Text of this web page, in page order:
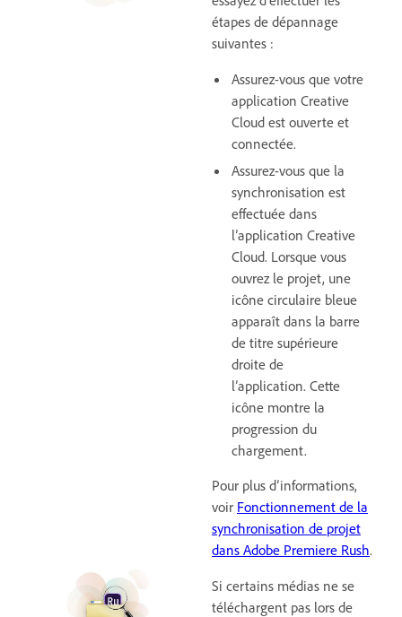
étapes de dépannage
suivantes :
Assurez-vous que votre
application Creative
Cloud est ouverte et
connectée.
Assurez-vous que la
synchronisation est
effectuée dans
l’application Creative
Cloud. Lorsque vous
ouvrez le projet, une
icône circulaire bleue
apparaît dans la barre
de titre supérieure
droite de
l’application. Cette
icône montre la
progression du
chargement.
Pour plus d’informations,
voir Fonctionnement de la
synchronisation de projet
dans Adobe Premiere Rush.
Si certains médias ne se
téléchargent pas lors de